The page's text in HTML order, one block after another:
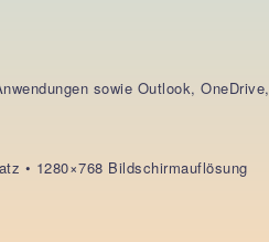
sowie Outlook, OneDrive,
• 1280×768 Bildschirmauflösung